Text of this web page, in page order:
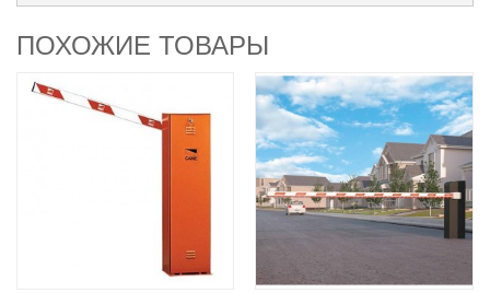
ПОХОЖИЕ ТОВАРЫ